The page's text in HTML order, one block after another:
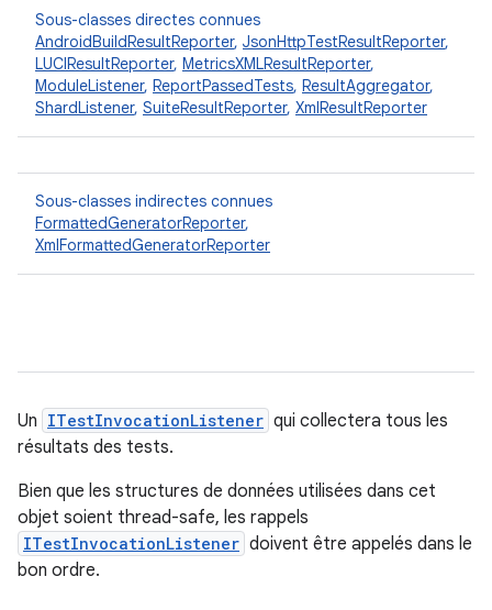
Sous-classes directes connues
AndroidBuildResultReporter, JsonHttpTestResultReporter,
LUCIResultReporter, MetricsXMLResultReporter,
ModuleListener, ReportPassedTests, ResultAggregator,
ShardListener, SuiteResultReporter, XmlResultReporter
Sous-classes indirectes connues
FormattedGeneratorReporter,
XmlFormattedGeneratorReporter
Un ITestInvocationListener qui collectera tous les
résultats des tests.
Bien que les structures de données utilisées dans cet
objet soient thread-safe, les rappels
ITestInvocationListener doivent être appelés dans le
bon ordre.